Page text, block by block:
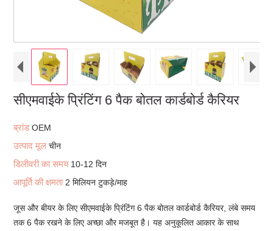
सीएमवाईके प्रिंटिंग 6 पैक बोतल कार्डबोर्ड कैरियर
ब्रांडOEM
उत्पाद मूलचीन
डिलीवरी का समय 10-12 दिन
आपूर्ति की क्षमता 2 मिलियन टुकड़े/माह
जूस और बीयर के लिए सीएमवाईके प्रिंटिंग 6 पैक बोतल कार्डबोर्ड कैरियर, लंबे समय
तक 6 पैक रखने के लिए अच्छा और मजबूत है। यह अनुकूलित आकार के साथ